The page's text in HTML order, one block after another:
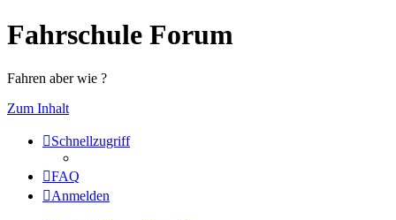
Fahrschule Forum
Fahren aber wie ?
Zum Inhalt
Schnellzugriff
FAQ
Anmelden